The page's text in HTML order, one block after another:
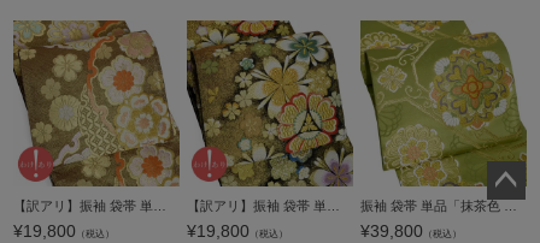
¥19,800 （税込） ¥19,800 （税込） ¥39,800 （税込）
ペー